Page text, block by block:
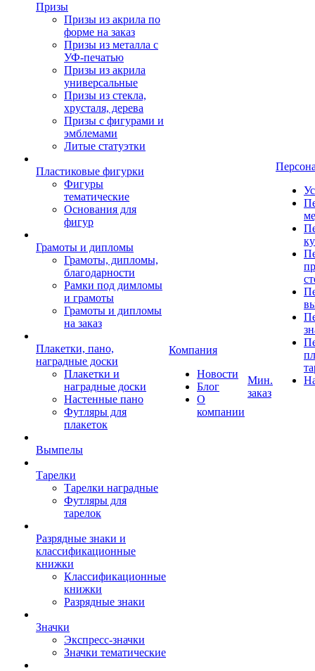
Призы
Призы из акрила по
форме на заказ
Призы из металла с
УФ-печатью
Призы из акрила
универсальные
Призы из стекла,
хрусталя, дерева
Призы с фигурами и
эмблемами
Литые статуэтки
Пластиковые фигурки
Фигуры
тематические
Основания для
фигур
Грамоты и дипломы
Грамоты, дипломы,
благодарности
Рамки под димломы
и грамоты
Грамоты и дипломы
на заказ
Плакетки, пано,
наградные доски
Плакетки и
наградные доски
Настенные пано
Футляры для
плакеток
Вымпелы
Тарелки
Тарелки наградные
Футляры для
тарелок
Разрядные знаки и
классификационные
книжки
Классификационные
книжки
Разрядные знаки
Значки
Экспресс-значки
Значки тематические
Компания
Новости
Блог
О
компании
Мин.
заказ